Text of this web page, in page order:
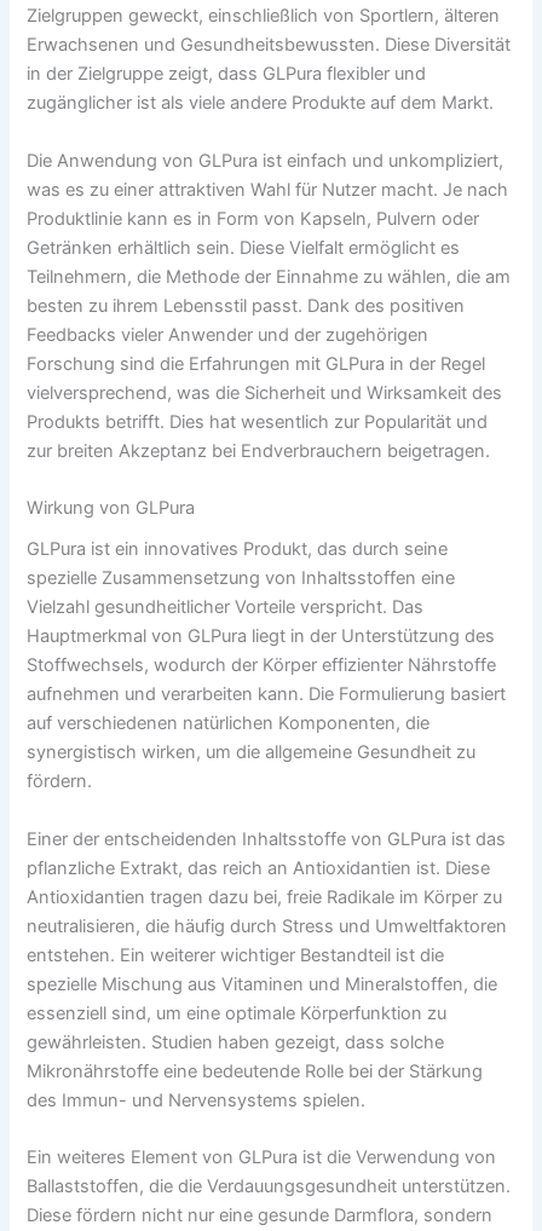
Zielgruppen geweckt, einschließlich von Sportlern, älteren
Erwachsenen und Gesundheitsbewussten. Diese Diversität
in der Zielgruppe zeigt, dass GLPura flexibler und
zugänglicher ist als viele andere Produkte auf dem Markt.
Die Anwendung von GLPura ist einfach und unkompliziert,
was es zu einer attraktiven Wahl für Nutzer macht. Je nach
Produktlinie kann es in Form von Kapseln, Pulvern oder
Getränken erhältlich sein. Diese Vielfalt ermöglicht es
Teilnehmern, die Methode der Einnahme zu wählen, die am
besten zu ihrem Lebensstil passt. Dank des positiven
Feedbacks vieler Anwender und der zugehörigen
Forschung sind die Erfahrungen mit GLPura in der Regel
vielversprechend, was die Sicherheit und Wirksamkeit des
Produkts betrifft. Dies hat wesentlich zur Popularität und
zur breiten Akzeptanz bei Endverbrauchern beigetragen.
Wirkung von GLPura
GLPura ist ein innovatives Produkt, das durch seine
spezielle Zusammensetzung von Inhaltsstoffen eine
Vielzahl gesundheitlicher Vorteile verspricht. Das
Hauptmerkmal von GLPura liegt in der Unterstützung des
Stoffwechsels, wodurch der Körper effizienter Nährstoffe
aufnehmen und verarbeiten kann. Die Formulierung basiert
auf verschiedenen natürlichen Komponenten, die
synergistisch wirken, um die allgemeine Gesundheit zu
fördern.
Einer der entscheidenden Inhaltsstoffe von GLPura ist das
pflanzliche Extrakt, das reich an Antioxidantien ist. Diese
Antioxidantien tragen dazu bei, freie Radikale im Körper zu
neutralisieren, die häufig durch Stress und Umweltfaktoren
entstehen. Ein weiterer wichtiger Bestandteil ist die
spezielle Mischung aus Vitaminen und Mineralstoffen, die
essenziell sind, um eine optimale Körperfunktion zu
gewährleisten. Studien haben gezeigt, dass solche
Mikronährstoffe eine bedeutende Rolle bei der Stärkung
des Immun- und Nervensystems spielen.
Ein weiteres Element von GLPura ist die Verwendung von
Ballaststoffen, die die Verdauungsgesundheit unterstützen.
Diese fördern nicht nur eine gesunde Darmflora, sondern